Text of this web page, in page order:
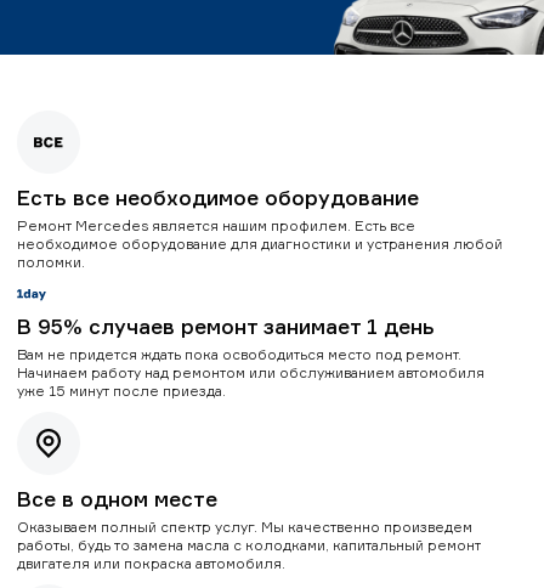
Есть все необходимое оборудование
Ремонт Mercedes является нашим профилем. Есть все
необходимое оборудование для диагностики и устранения любой
поломки.
В 95% случаев ремонт занимает 1 день
Вам не придется ждать пока освободиться место под ремонт.
Начинаем работу над ремонтом или обслуживанием автомобиля
уже 15 минут после приезда.
Все в одном месте
Оказываем полный спектр услуг. Мы качественно произведем
работы, будь то замена масла с колодками, капитальный ремонт
двигателя или покраска автомобиля.